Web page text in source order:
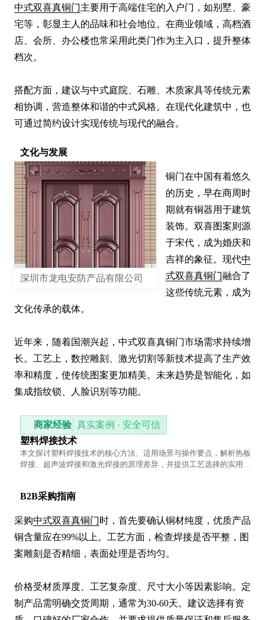
中式双喜真铜门 主要用于高端住宅的入户门，如别墅、豪
宅等，彰显主人的品味和社会地位。在商业领域，高档酒
店、会所、办公楼也常采用此类门作为主入口，提升整体
档次。
搭配方面，建议与中式庭院、石雕、木质家具等传统元素
相协调，营造整体和谐的中式风格。在现代化建筑中，也
可通过简约设计实现传统与现代的融合。
文化与发展
深圳市龙电安防产品有限公司
铜门在中国有着悠久
的历史，早在商周时
期就有铜器用于建筑
装饰。双喜图案则源
于宋代，成为婚庆和
吉祥的象征。现代中
式双喜真铜门融合了
这些传统元素，成为
文化传承的载体。
近年来，随着国潮兴起，中式双喜真铜门市场需求持续增
长。工艺上，数控雕刻、激光切割等新技术提高了生产效
率和精度，使传统图案更加精美。未来趋势是智能化，如
集成指纹锁、人脸识别等功能。
商家经验 真实案例 · 安全可信
塑料焊接技术
本文探讨塑料焊接技术的核心方法、适用场景与操作要点，解析热板
焊接、超声波焊接和激光焊接的原理差异，并提供工艺选择的实用建
B2B采购指南
采购中式双喜真铜门 时，首先要确认铜材纯度，优质产品
铜含量应在99%以上。工艺方面，检查焊接是否平整，图
案雕刻是否精细，表面处理是否均匀。
价格受材质厚度、工艺复杂度、尺寸大小等因素影响。定
制产品需明确交货周期，通常为30-60天。建议选择有资